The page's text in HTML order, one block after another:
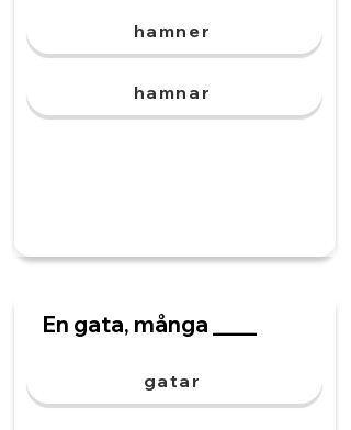
hamner
hamnar
En gata, många ____
gatar